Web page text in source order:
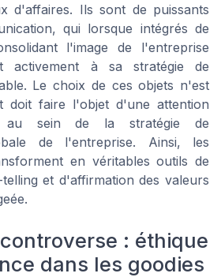
d'affaires. Ils sont de puissants
qui lorsque intégrés de
l'image de l'entreprise
activement à sa stratégie de
Le choix de ces objets n'est
doit faire l'objet d'une attention
au sein de la stratégie de
de l'entreprise. Ainsi, les
en véritables outils de
et d'affirmation des valeurs
: éthique
dans les goodies